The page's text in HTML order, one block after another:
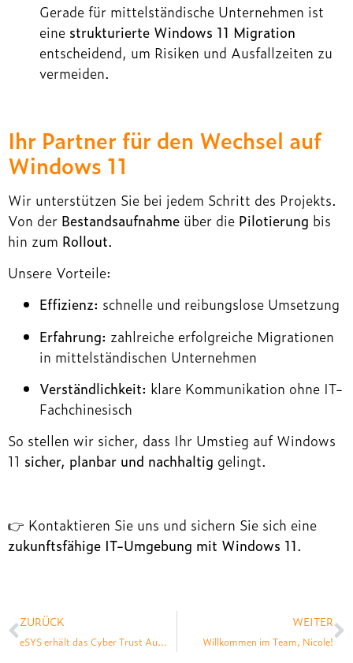
Gerade für mittelständische Unternehmen ist
eine strukturierte Windows 11 Migration
entscheidend, um Risiken und Ausfallzeiten zu
vermeiden.
Ihr Partner für den Wechsel auf
Windows 11
Wir unterstützen Sie bei jedem Schritt des Projekts.
Von der Bestandsaufnahme über die Pilotierung bis
hin zum Rollout.
Unsere Vorteile:
Effizienz: schnelle und reibungslose Umsetzung
Erfahrung: zahlreiche erfolgreiche Migrationen
in mittelständischen Unternehmen
Verständlichkeit: klare Kommunikation ohne IT-
Fachchinesisch
So stellen wir sicher, dass Ihr Umstieg auf Windows
11 sicher, planbar und nachhaltig gelingt.
👉 Kontaktieren Sie uns und sichern Sie sich eine
zukunftsfähige IT-Umgebung mit Windows 11.
ZURÜCK
eSYS erhält das Cyber Trust Austria Label
WEITER
Willkommen im Team, Nicole!